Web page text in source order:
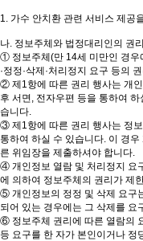
1. 가수 안치환 관련 서비스 제공
나. 정보주체와 법정대리인의 권
① 정보주체(만 14세 미만인 경우
·정정·삭제·처리정지 요구 등의
② 제1항에 따른 권리 행사는 개
후 서면, 전자우편 등을 통하여
습니다.
③ 제1항에 따른 권리 행사는 정
통하여 하실 수 있습니다. 이 경
른 위임장을 제출하셔야 합니다.
④ 개인정보 열람 및 처리정지 요
에 의하여 정보주체의 권리가 제
⑤ 개인정보의 정정 및 삭제 요구
되어 있는 경우에는 그 삭제를 요
⑥ 정보주체 권리에 따른 열람의
등 요구를 한 자가 본인이거나 정